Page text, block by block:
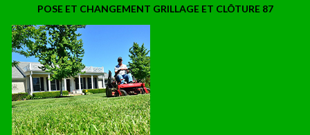
POSE ET CHANGEMENT GRILLAGE ET CLÔTURE 87